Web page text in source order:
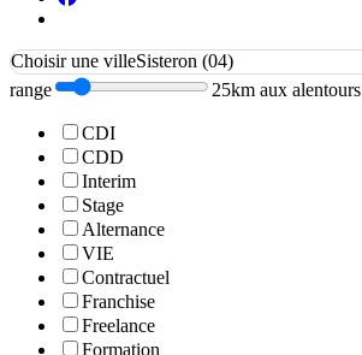
Choisir une villeSisteron (04)
range 25km aux alentours
CDI
CDD
Interim
Stage
Alternance
VIE
Contractuel
Franchise
Freelance
Formation